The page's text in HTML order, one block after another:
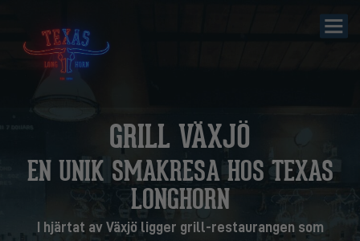
GRILL VÄXJÖ
EN UNIK SMAKRESA HOS TEXAS
LONGHORN
I hjärtat av Växjö ligger grill-restaurangen som